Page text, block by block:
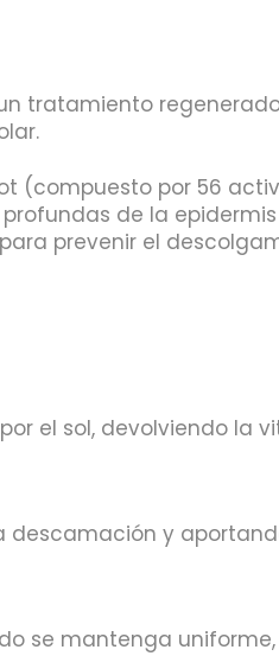
tratamiento
(compuesto por 56
de la
prevenir el
el sol, devolviendo la
descamación y
se mantenga uniforme,